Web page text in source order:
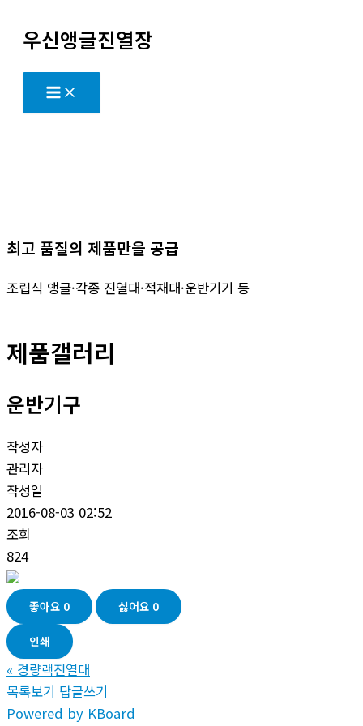
우신앵글진열장
최고 품질의 제품만을 공급
조립식 앵글·각종 진열대·적재대·운반기기 등
제품갤러리
운반기구
작성자
관리자
작성일
2016-08-03 02:52
조회
824
좋아요 0 싫어요 0
인쇄
« 경량랙진열대
목록보기 답글쓰기
Powered by KBoard